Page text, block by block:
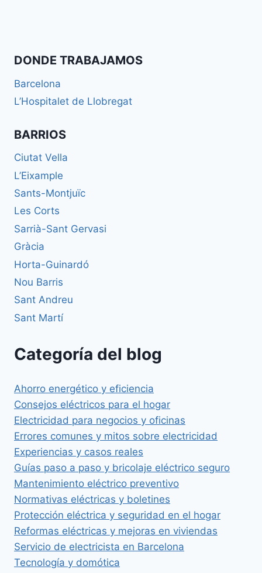
DONDE TRABAJAMOS
Barcelona
L’Hospitalet de Llobregat
BARRIOS
Ciutat Vella
L’Eixample
Sants-Montjuïc
Les Corts
Sarrià-Sant Gervasi
Gràcia
Horta-Guinardó
Nou Barris
Sant Andreu
Sant Martí
Categoría del blog
Ahorro energético y eficiencia
Consejos eléctricos para el hogar
Electricidad para negocios y oficinas
Errores comunes y mitos sobre electricidad
Experiencias y casos reales
Guías paso a paso y bricolaje eléctrico seguro
Mantenimiento eléctrico preventivo
Normativas eléctricas y boletines
Protección eléctrica y seguridad en el hogar
Reformas eléctricas y mejoras en viviendas
Servicio de electricista en Barcelona
Tecnología y domótica